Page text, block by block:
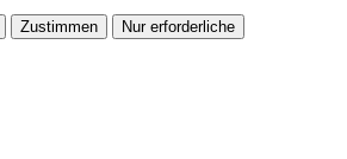
Zustimmen Nur erforderliche